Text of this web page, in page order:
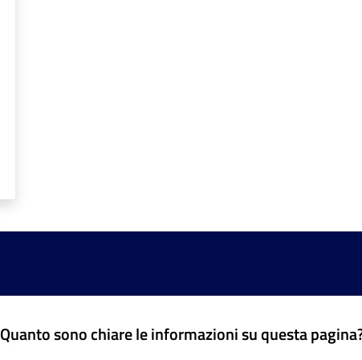
Quanto sono chiare le informazioni su questa